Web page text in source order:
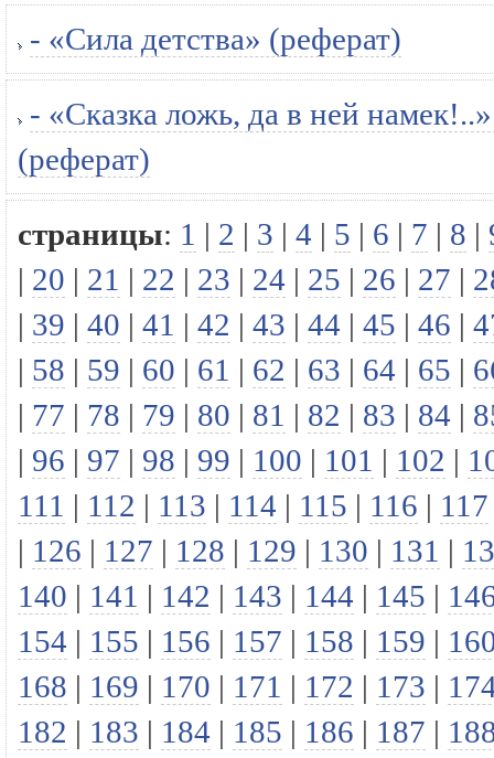
- «Сила детства» (реферат)
- «Сказка ложь, да в ней
(реферат)
страницы: 1 | 2 | 3 | 4 | 5 | 6 | 7 | 8 |
| 20 | 21 | 22 | 23 | 24 | 25 | 26 | 27 |
| 39 | 40 | 41 | 42 | 43 | 44 | 45 | 46 |
| 58 | 59 | 60 | 61 | 62 | 63 | 64 | 65 |
| 77 | 78 | 79 | 80 | 81 | 82 | 83 | 84 |
| 96 | 97 | 98 | 99 | 100 | 101 | 102 |
111 | 112 | 113 | 114 | 115 | 116 | 117
| 126 | 127 | 128 | 129 | 130 | 131 |
140 | 141 | 142 | 143 | 144 | 145 |
154 | 155 | 156 | 157 | 158 | 159 |
168 | 169 | 170 | 171 | 172 | 173 |
182 | 183 | 184 | 185 | 186 | 187 |